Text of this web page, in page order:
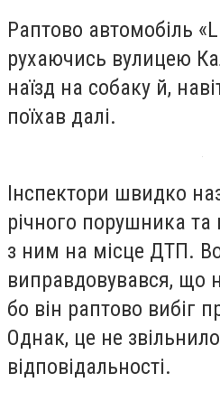
Раптово автомобіль «
рухаючись вулицею
наїзд на собаку й,
поїхав далі.
Інспектори швидко
річного порушника
з ним на місце ДТП.
виправдовувався, що
бо він раптово вибіг
Однак, це не
відповідальності.